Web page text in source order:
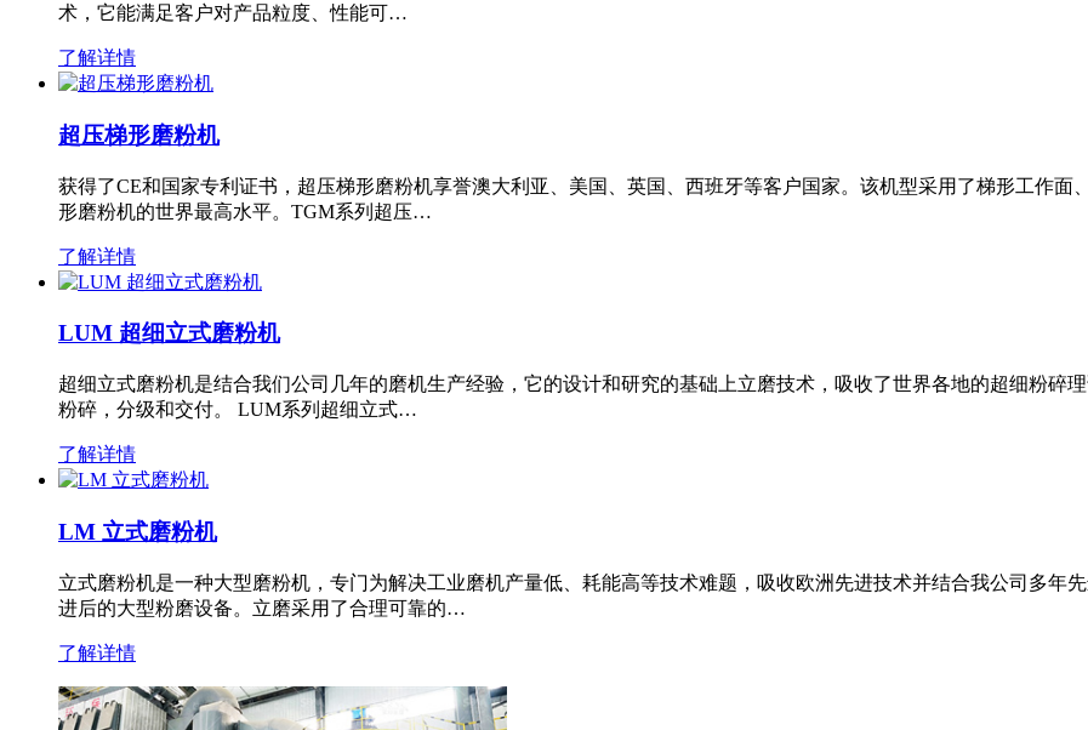
术，它能满足客户对产品粒度、性能可…
了解详情
超压梯形磨粉机
获得了CE和国家专利证书，超压梯形磨粉机享誉澳大利亚、美国、英国、西班牙等客户国家。该机型采用了梯形工作
形磨粉机的世界最高水平。TGM系列超压…
了解详情
LUM 超细立式磨粉机
超细立式磨粉机是结合我们公司几年的磨机生产经验，它的设计和研究的基础上立磨技术，吸收了世界各地的超细粉碎
粉碎，分级和交付。 LUM系列超细立式…
了解详情
LM 立式磨粉机
立式磨粉机是一种大型磨粉机，专门为解决工业磨机产量低、耗能高等技术难题，吸收欧洲先进技术并结合我公司多年
进后的大型粉磨设备。立磨采用了合理可靠的…
了解详情